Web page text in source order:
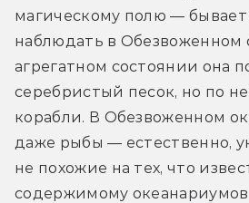
магическому полю — бывает
наблюдать в Обезвоженном
агрегатном состоянии она
серебристый песок, но по
корабли. В Обезвоженном
даже рыбы — естественно,
не похожие на тех, что
содержимому океанариумов